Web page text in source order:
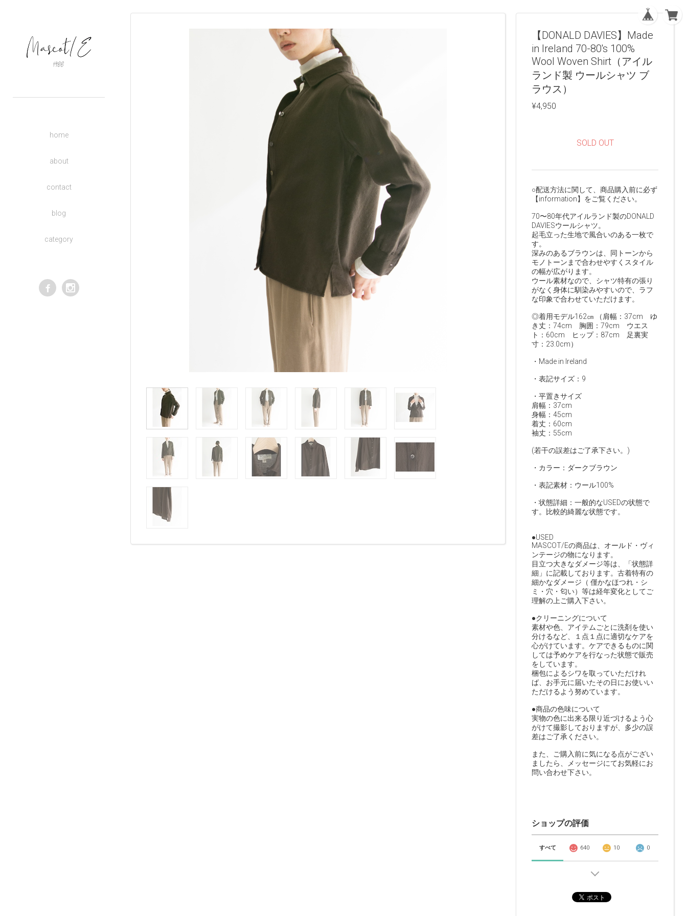
home
about
contact
blog
category
【DONALD DAVIES】Made
in Ireland 70-80's 100%
Wool Woven Shirt（アイル
ランド製 ウールシャツ ブ
ラウス）
¥4,950
SOLD OUT
○配送方法に関して、商品購入前に必ず
【information】をご覧ください。
70〜80年代アイルランド製のDONALD
DAVIESウールシャツ。
起毛立った生地で風合いのある一枚で
す。
深みのあるブラウンは、同トーンから
モノトーンまで合わせやすくスタイル
の幅が広がります。
ウール素材なので、シャツ特有の張り
がなく身体に馴染みやすいので、ラフ
な印象で合わせていただけます。
◎着用モデル162㎝ （肩幅：37cm ゆ
き丈：74cm 胸囲：79cm ウエス
ト：60cm ヒップ：87cm 足裏実
寸：23.0cm）
・Made in Ireland
・表記サイズ：9
・平置きサイズ
肩幅：37cm
身幅：45cm
着丈：60cm
袖丈：55cm
(若干の誤差はご了承下さい。)
・カラー：ダークブラウン
・表記素材：ウール100%
・状態詳細：一般的なUSEDの状態で
す。比較的綺麗な状態です。
●USED
MASCOT/Eの商品は、オールド・ヴィ
ンテージの物になります。
目立つ大きなダメージ等は、「状態詳
細」に記載しております。古着特有の
細かなダメージ（ 僅かなほつれ・シ
ミ・穴・匂い）等は経年変化としてご
理解の上ご購入下さい。
●クリーニングについて
素材や色、アイテムごとに洗剤を使い
分けるなど、１点１点に適切なケアを
心がけています。ケアできるものに関
しては予めケアを行なった状態で販売
をしています。
梱包によるシワを取っていただけれ
ば、お手元に届いたその日にお使いい
ただけるよう努めています。
●商品の色味について
実物の色に出来る限り近づけるよう心
がけて撮影しておりますが、多少の誤
差はご了承ください。
また、ご購入前に気になる点がござい
ましたら、メッセージにてお気軽にお
問い合わせ下さい。
ショップの評価
すべて 640 10 0